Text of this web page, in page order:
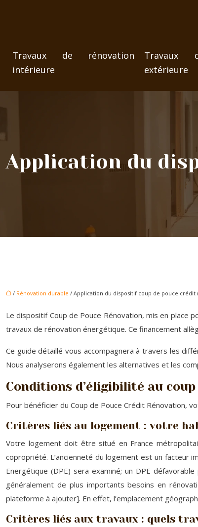
Travaux de rénovation
intérieure
Travaux
extérieure
Application du
/ Rénovation durable / Application du dispositif coup de pouce crédit
Le dispositif Coup de Pouce Rénovation, mis en
travaux de rénovation énergétique. Ce financement
Ce guide détaillé vous accompagnera à travers les
Nous analyserons également les alternatives et les
Conditions d’éligibilité au
Pour bénéficier du Coup de Pouce Crédit Rénovation,
Critères liés au logement : votre
Votre logement doit être situé en France
copropriété. L’ancienneté du logement est un facteur
Energétique (DPE) sera examiné; un DPE
généralement de plus importants besoins en
plateforme à ajouter]. En effet, l’emplacement
Critères liés aux travaux : quels